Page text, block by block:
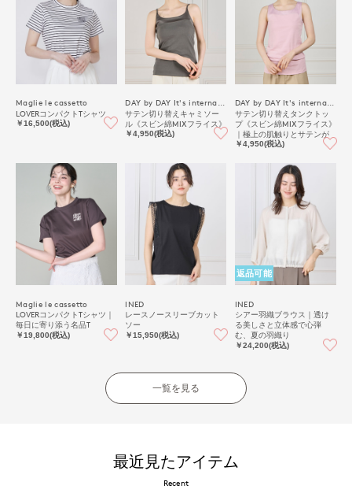
Maglie le cassetto
LOVERコンパクトTシャツ
￥16,500(税込)
サテン切り替えキャミソー
ル《スビン綿MIXフライス》
￥4,950(税込)
サテン切り替えタンクトッ
プ《スビン綿MIXフライス》
｜極上の肌触りとサテンが
映える上品インナー
￥4,950(税込)
Maglie le cassetto
LOVERコンパクトTシャツ｜
毎日に寄り添う名品T
￥19,800(税込)
INED
レースノースリーブカット
ソー
￥15,950(税込)
返品可能
INED
シアー羽織ブラウス｜透け
る美しさと立体感で心弾
む、夏の羽織り
￥24,200(税込)
一覧を見る
最近見たアイテム
Recent